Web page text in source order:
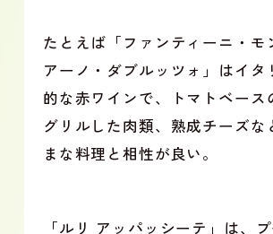
たとえば「ファンティーニ・モ
アーノ・ダブルッツォ」はイタ
的な赤ワインで、トマトベース
グリルした肉類、熟成チーズな
まな料理と相性が良い。
「ルリ アッパッシーテ」は、